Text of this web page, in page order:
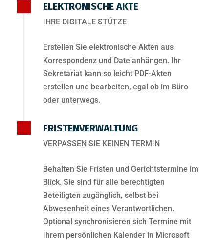
ELEKTRONISCHE AKTE
IHRE DIGITALE STÜTZE
Erstellen Sie elektronische Akten aus
Korrespondenz und Dateianhängen. Ihr
Sekretariat kann so leicht PDF-Akten
erstellen und bearbeiten, egal ob im Büro
oder unterwegs.
FRISTENVERWALTUNG
VERPASSEN SIE KEINEN TERMIN
Behalten Sie Fristen und Gerichtstermine im
Blick. Sie sind für alle berechtigten
Beteiligten zugänglich, selbst bei
Abwesenheit eines Verantwortlichen.
Optional synchronisieren sich Termine mit
Ihrem persönlichen Kalender in Microsoft